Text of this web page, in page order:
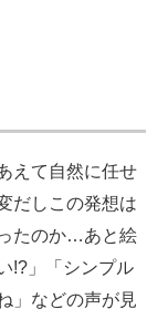
えて自然に任せ
だしこの発想は
たのか…あと絵
!?」「シンプル
」などの声が見